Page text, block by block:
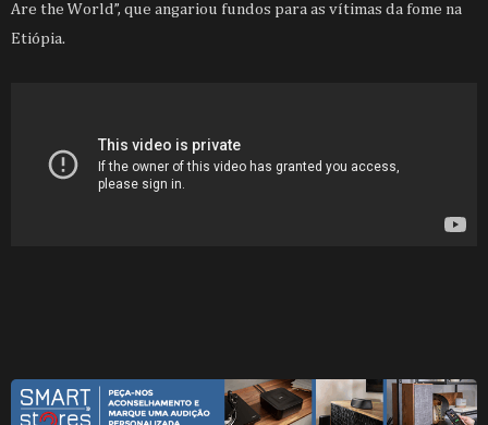
Are the World”, que angariou fundos para as vítimas da fome na
Etiópia.